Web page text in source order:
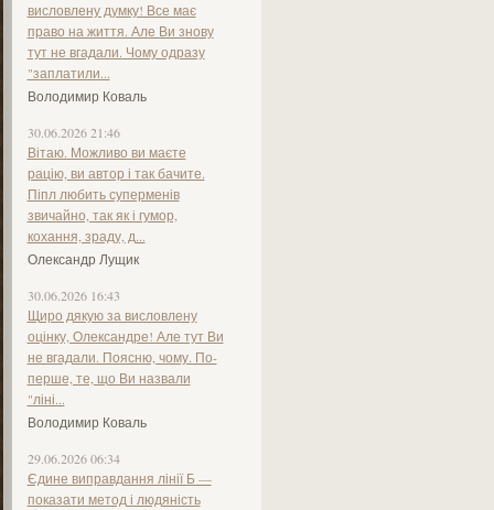
висловлену думку! Все має
право на життя. Але Ви знову
тут не вгадали. Чому одразу
"заплатили...
Володимир Коваль
30.06.2026 21:46
Вітаю. Можливо ви маєте
рацію, ви автор і так бачите.
Піпл любить суперменів
звичайно, так як і гумор,
кохання, зраду, д...
Олександр Лущик
30.06.2026 16:43
Щиро дякую за висловлену
оцінку, Олександре! Але тут Ви
не вгадали. Поясню, чому. По-
перше, те, що Ви назвали
"ліні...
Володимир Коваль
29.06.2026 06:34
Єдине виправдання лінії Б —
показати метод і людяність